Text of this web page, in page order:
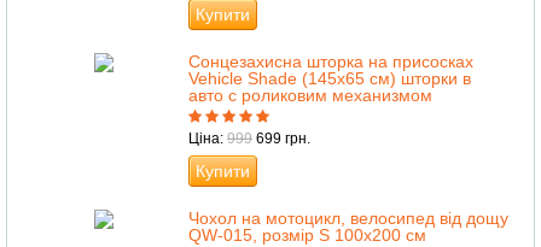
Купити
Cонцезахисна шторка на присосках
Vehicle Shade (145х65 см) шторки в
авто с роликовим механизмом
Ціна: 999 699 грн.
Купити
Чохол на мотоцикл, велосипед від дощу
QW-015, розмір S 100х200 см